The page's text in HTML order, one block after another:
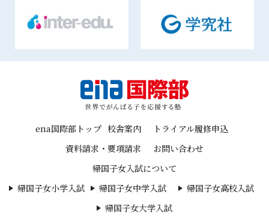
ena国際部トップ 校舎案内
トライアル履修申込
資料請求・要項請求
お問い合わせ
帰国子女入試について
帰国子女小学入試
帰国子女中学入試
帰国子女高校入試
帰国子女大学入試